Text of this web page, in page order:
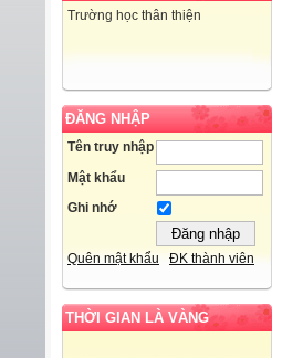
Trường học thân thiện
ĐĂNG NHẬP
Tên truy nhập
Mật khẩu
Ghi nhớ
Quên mật khẩu ĐK thành viên
THỜI GIAN LÀ VÀNG